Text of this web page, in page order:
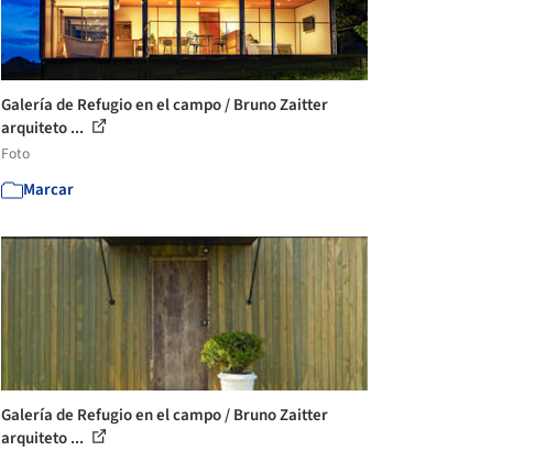
Galería de Refugio en el campo / Bruno Zaitter
arquiteto ...
Foto
Marcar
Galería de Refugio en el campo / Bruno Zaitter
arquiteto ...